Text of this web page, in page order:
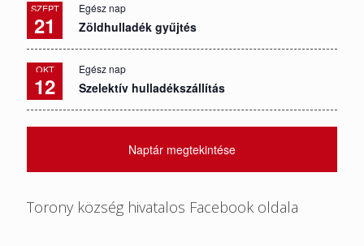
SZEPT
21
Egész nap
Zöldhulladék gyűjtés
OKT
12
Egész nap
Szelektív hulladékszállítás
Naptár megtekintése
Torony község hivatalos Facebook oldala